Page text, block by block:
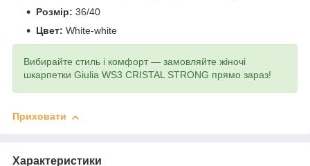
Розмір: 36/40
Цвет: White-white
Вибирайте стиль і комфорт — замовляйте жіночі
шкарпетки Giulia WS3 CRISTAL STRONG прямо зараз!
Приховати
Характеристики